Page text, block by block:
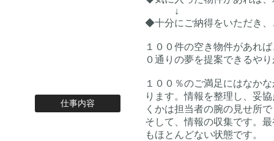
仕事内容
↓
◆十分にご納得をいただき、
１００件の空き物件があれ
０通りの夢を提案できるや
１００％のご満足にはなか
ります。情報を整理し、妥
くかは担当者の腕の見せ所
そして、情報の収集です。
もほとんどない状態です。